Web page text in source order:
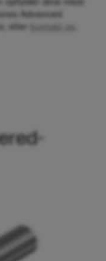
Advanced
eller
kontakt os